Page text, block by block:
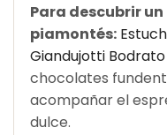
Para descubrir
piamontés:
Giandujotti Bodrato
chocolates
acompañar el
dulce.